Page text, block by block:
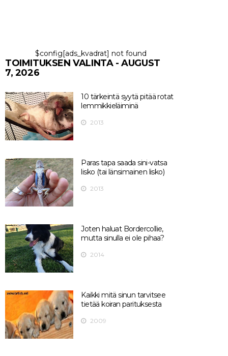
$config[ads_kvadrat] not found
TOIMITUKSEN VALINTA - AUGUST
7, 2026
10 tärkeintä syytä pitää rotat
lemmikkieläiminä
2013
Paras tapa saada sini-vatsa
lisko (tai länsimainen lisko)
2013
Joten haluat Bordercollie,
mutta sinulla ei ole pihaa?
2014
Kaikki mitä sinun tarvitsee
tietää koiran parituksesta
2009